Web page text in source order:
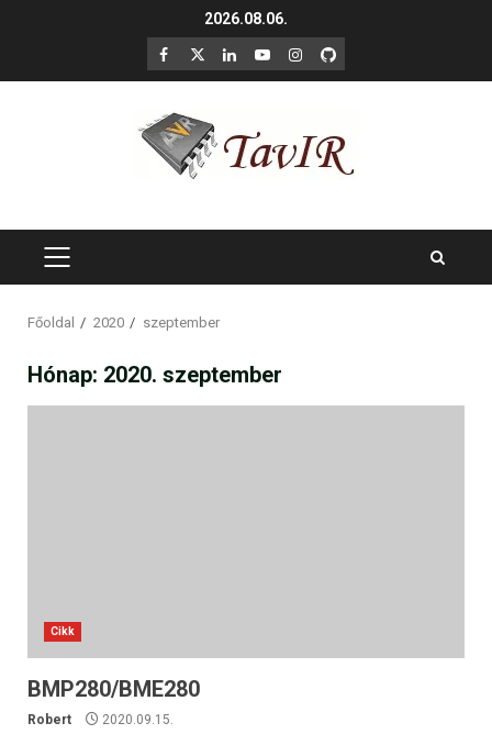
2026.08.06.
F X LinkedIn
YouTubeInstagram
GitHub
PRIMARY
Főoldal 2020 szeptember
Hónap: 2020. szeptember
Cikk
BMP280/BME280
Robert 2020.09.15.